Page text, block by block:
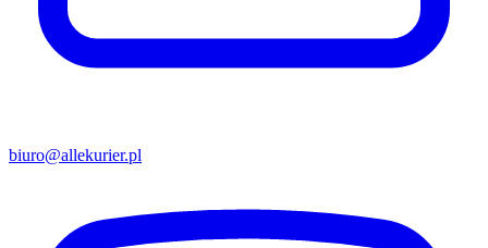
biuro@allekurier.pl